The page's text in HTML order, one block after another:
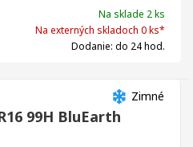
Na sklade 2 ks
Na externých skladoch 0 ks*
Dodanie: do 24 hod.
Zimné
99H BluEarth